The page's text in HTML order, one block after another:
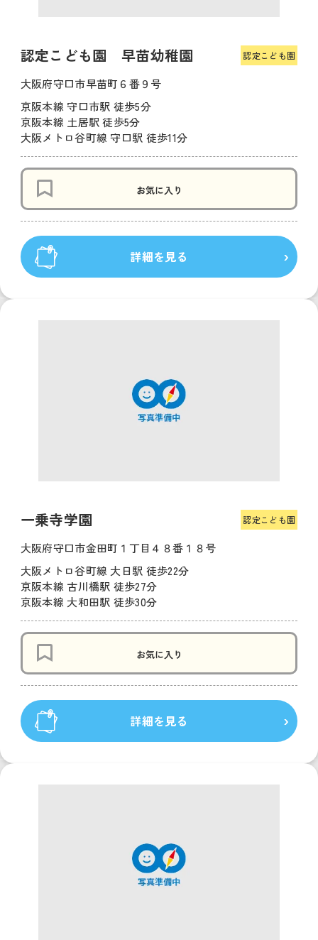
認定こども園 早苗幼稚園 認定こども園
大阪府守口市早苗町６番９号
京阪本線 守口市駅 徒歩5分
京阪本線 土居駅 徒歩5分
大阪メトロ谷町線 守口駅 徒歩11分
お気に入り
詳細を見る
一乗寺学園 認定こども園
大阪府守口市金田町１丁目４８番１８号
大阪メトロ谷町線 大日駅 徒歩22分
京阪本線 古川橋駅 徒歩27分
京阪本線 大和田駅 徒歩30分
お気に入り
詳細を見る